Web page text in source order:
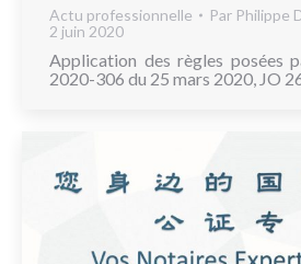
Actu professionnelle Par Philippe
2 juin 2020
Application des règles posées
2020-306 du 25 mars 2020, JO